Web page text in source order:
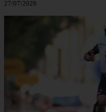
27/07/2026